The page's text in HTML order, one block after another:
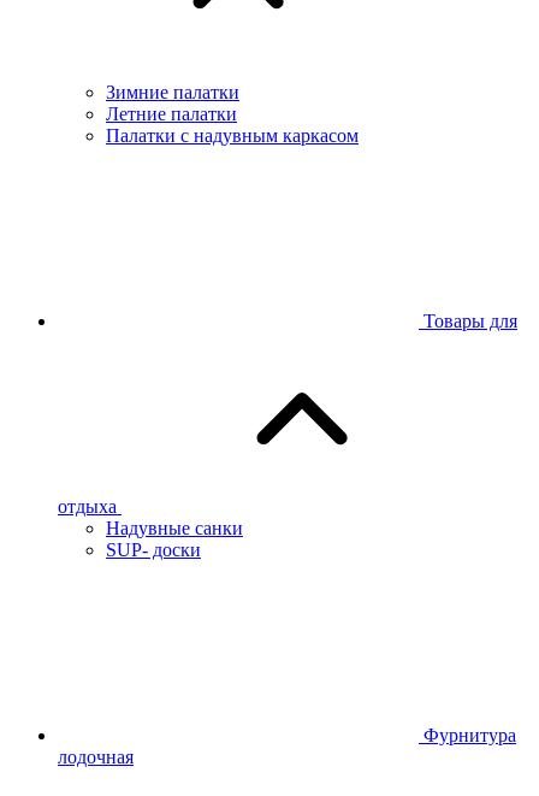
Зимние палатки
Летние палатки
Палатки с надувным каркасом
Товары для
отдыха
Надувные санки
SUP- доски
Фурнитура
лодочная